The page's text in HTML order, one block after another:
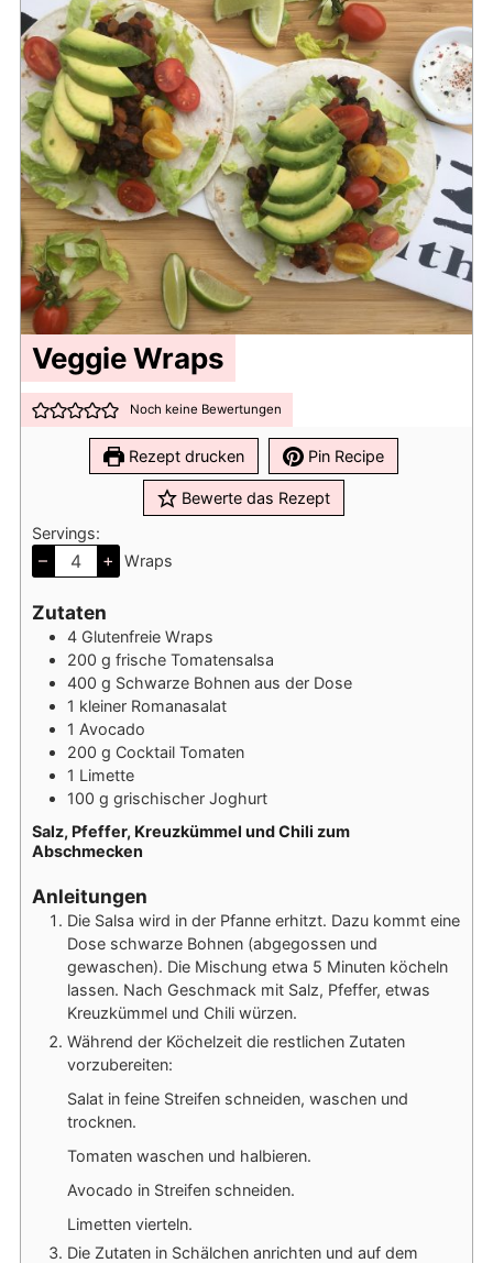
Veggie Wraps
Noch keine Bewertungen
Rezept drucken Pin Recipe
Bewerte das Rezept
Servings:
– + Wraps
Zutaten
4 Glutenfreie Wraps
200 g frische Tomatensalsa
400 g Schwarze Bohnen aus der Dose
1 kleiner Romanasalat
1 Avocado
200 g Cocktail Tomaten
1 Limette
100 g grischischer Joghurt
Salz, Pfeffer, Kreuzkümmel und Chili zum
Abschmecken
Anleitungen
Die Salsa wird in der Pfanne erhitzt. Dazu kommt eine
Dose schwarze Bohnen (abgegossen und
gewaschen). Die Mischung etwa 5 Minuten köcheln
lassen. Nach Geschmack mit Salz, Pfeffer, etwas
Kreuzkümmel und Chili würzen.
Während der Köchelzeit die restlichen Zutaten
vorzubereiten:
Salat in feine Streifen schneiden, waschen und
trocknen.
Tomaten waschen und halbieren.
Avocado in Streifen schneiden.
Limetten vierteln.
Die Zutaten in Schälchen anrichten und auf dem